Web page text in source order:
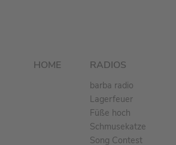
HOME RADIOS
barba radio
Lagerfeuer
Füße hoch
Schmusekatze
Song Contest